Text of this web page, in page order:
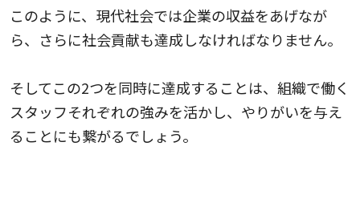
このように、現代社会では企業の収益をあげなが
ら、さらに社会貢献も達成しなければなりません。
そしてこの2つを同時に達成することは、組織で働く
スタッフそれぞれの強みを活かし、やりがいを与え
ることにも繋がるでしょう。